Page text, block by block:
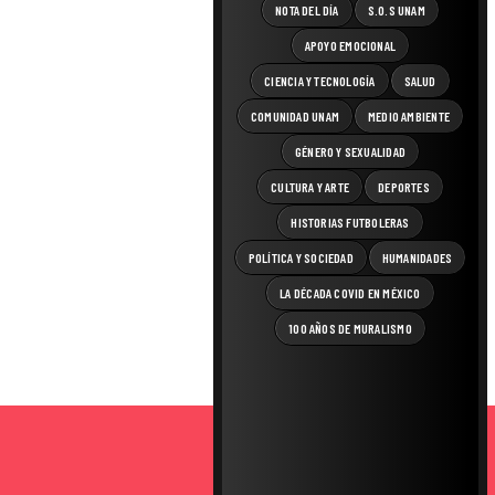
NOTA DEL DÍA S.O.S UNAM
APOYO EMOCIONAL
CIENCIA Y TECNOLOGÍA SALUD
COMUNIDAD UNAM MEDIO AMBIENTE
GÉNERO Y SEXUALIDAD
CULTURA Y ARTE DEPORTES
HISTORIAS FUTBOLERAS
POLÍTICA Y SOCIEDAD HUMANIDADES
LA DÉCADA COVID EN MÉXICO
100 AÑOS DE MURALISMO